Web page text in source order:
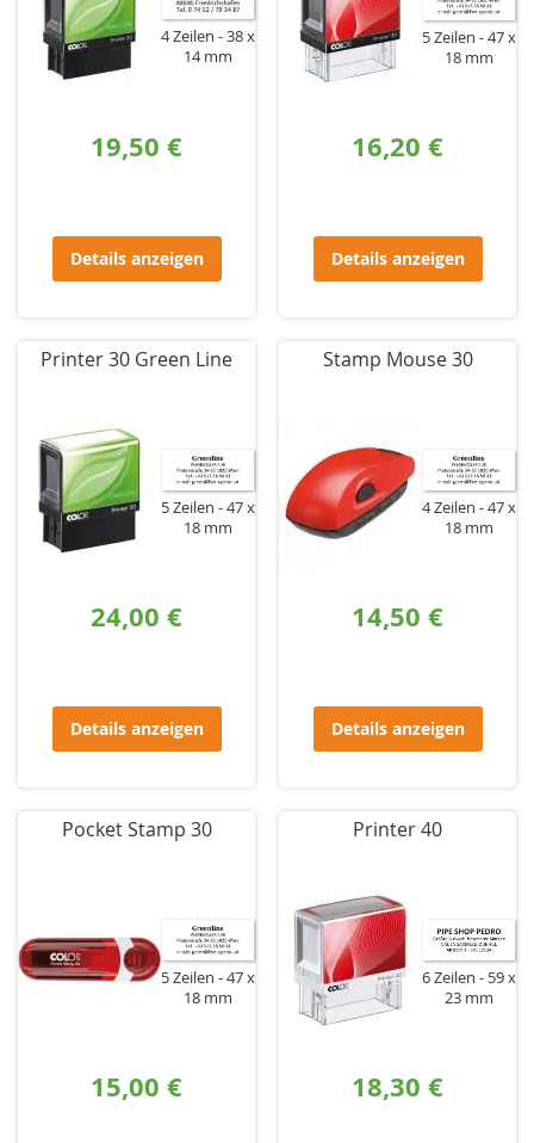
4 Zeilen
38 x
14 mm
19,50 €
Details anzeigen
5 Zeilen
47 x
18 mm
16,20 €
Details anzeigen
Printer 30 Green Line
5 Zeilen
47 x
18 mm
24,00 €
Details anzeigen
Stamp Mouse 30
4 Zeilen
47 x
18 mm
14,50 €
Details anzeigen
Pocket Stamp 30
5 Zeilen
47 x
18 mm
15,00 €
Printer 40
6 Zeilen
59 x
23 mm
18,30 €